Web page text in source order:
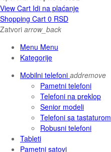
View Cart Idi na plaćanje
Shopping Cart 0 RSD
Zatvori arrow_back
Menu Menu
Kategorije
Mobilni telefoni addremove
Pametni telefoni
Telefoni na preklop
Senior modeli
Telefoni sa tastaturom
Robusni telefoni
Tableti
Pametni satovi